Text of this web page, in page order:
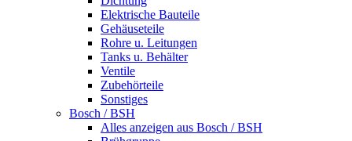
Elektrische Bauteile
Gehäuseteile
Rohre u. Leitungen
Tanks u. Behälter
Ventile
Zubehörteile
Sonstiges
Bosch / BSH
Alles anzeigen aus Bosch / BSH